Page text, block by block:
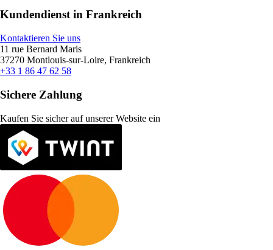
Kundendienst in Frankreich
Kontaktieren Sie uns
11 rue Bernard Maris
37270 Montlouis-sur-Loire, Frankreich
+33 1 86 47 62 58
Sichere Zahlung
Kaufen Sie sicher auf unserer Website ein